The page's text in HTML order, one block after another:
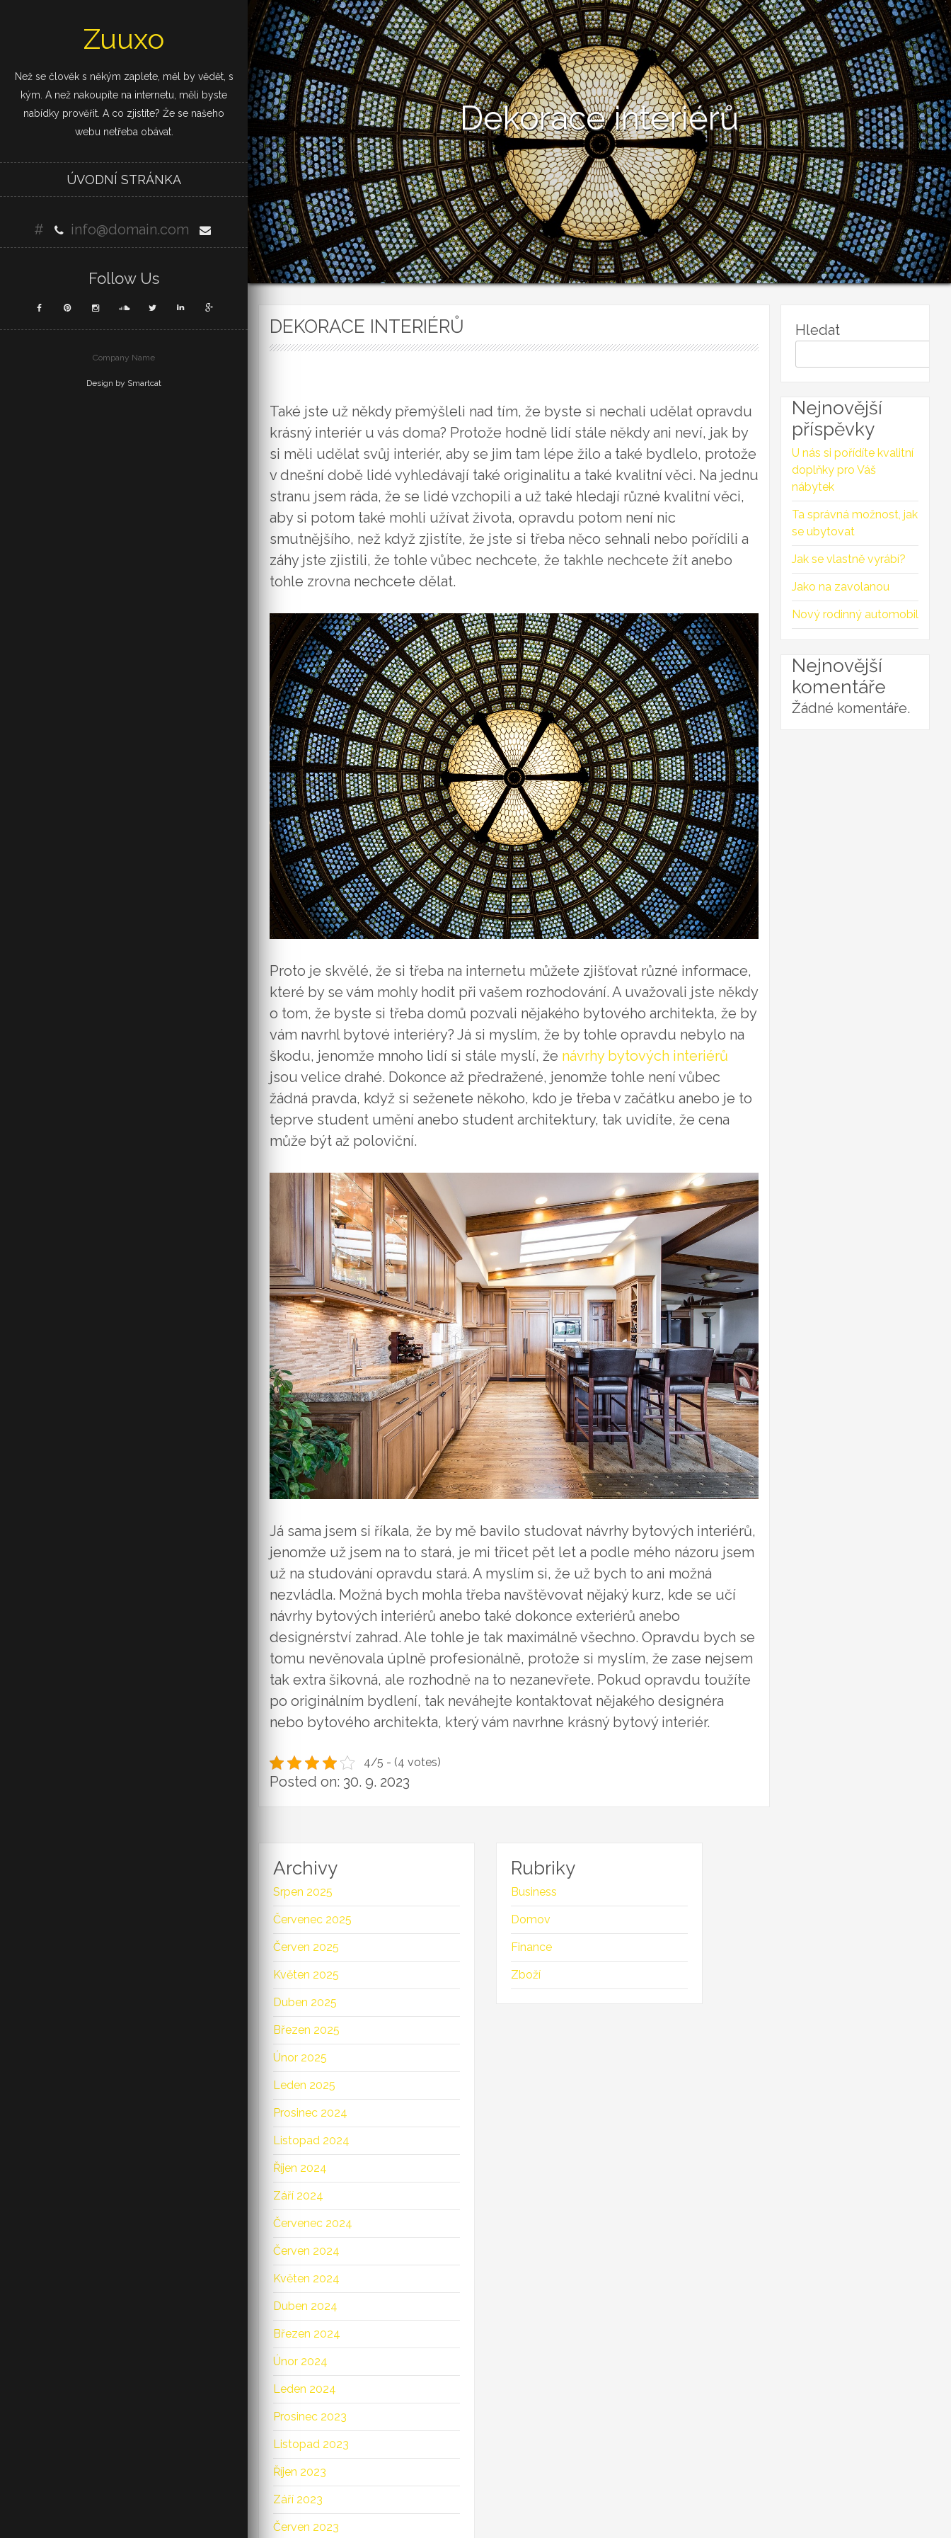
Zuuxo
Než se člověk s někým zaplete, měl by vědět, s
kým. A než nakoupíte na internetu, měli byste
nabídky prověřit. A co zjistíte? Že se našeho
webu netřeba obávat.
ÚVODNÍ STRÁNKA
# info@domain.com
Follow Us
Company Name
Design by Smartcat
Dekorace interiérů
DEKORACE INTERIÉRŮ
Také jste už někdy přemýšleli nad tím, že byste si nechali udělat opravdu
krásný interiér u vás doma? Protože hodně lidí stále někdy ani neví, jak by
si měli udělat svůj interiér, aby se jim tam lépe žilo a také bydlelo, protože
v dnešní době lidé vyhledávají také originalitu a také kvalitní věci. Na jednu
stranu jsem ráda, že se lidé vzchopili a už také hledají různé kvalitní věci,
aby si potom také mohli užívat života, opravdu potom není nic
smutnějšího, než když zjistíte, že jste si třeba něco sehnali nebo pořídili a
záhy jste zjistili, že tohle vůbec nechcete, že takhle nechcete žít anebo
tohle zrovna nechcete dělat.
Proto je skvělé, že si třeba na internetu můžete zjišťovat různé informace,
které by se vám mohly hodit při vašem rozhodování. A uvažovali jste někdy
o tom, že byste si třeba domů pozvali nějakého bytového architekta, že by
vám navrhl bytové interiéry? Já si myslím, že by tohle opravdu nebylo na
škodu, jenomže mnoho lidí si stále myslí, že návrhy bytových interiérů
jsou velice drahé. Dokonce až předražené, jenomže tohle není vůbec
žádná pravda, když si seženete někoho, kdo je třeba v začátku anebo je to
teprve student umění anebo student architektury, tak uvidíte, že cena
může být až poloviční.
Já sama jsem si říkala, že by mě bavilo studovat návrhy bytových interiérů,
jenomže už jsem na to stará, je mi třicet pět let a podle mého názoru jsem
už na studování opravdu stará. A myslím si, že už bych to ani možná
nezvládla. Možná bych mohla třeba navštěvovat nějaký kurz, kde se učí
návrhy bytových interiérů anebo také dokonce exteriérů anebo
designérství zahrad. Ale tohle je tak maximálně všechno. Opravdu bych se
tomu nevěnovala úplně profesionálně, protože si myslím, že zase nejsem
tak extra šikovná, ale rozhodně na to nezanevřete. Pokud opravdu toužíte
po originálním bydlení, tak neváhejte kontaktovat nějakého designéra
nebo bytového architekta, který vám navrhne krásný bytový interiér.
4/5 - (4 votes)
Posted on: 30. 9. 2023
Hledat
Nejnovější
příspěvky
U nás si pořídíte kvalitní
doplňky pro Váš
nábytek
Ta správná možnost, jak
se ubytovat
Jak se vlastně vyrábí?
Jako na zavolanou
Nový rodinný automobil
Nejnovější
komentáře
Žádné komentáře.
Archivy
Srpen 2025
Červenec 2025
Červen 2025
Květen 2025
Duben 2025
Březen 2025
Únor 2025
Leden 2025
Prosinec 2024
Listopad 2024
Říjen 2024
Září 2024
Červenec 2024
Červen 2024
Květen 2024
Duben 2024
Březen 2024
Únor 2024
Leden 2024
Prosinec 2023
Listopad 2023
Říjen 2023
Září 2023
Červen 2023
Rubriky
Business
Domov
Finance
Zboží